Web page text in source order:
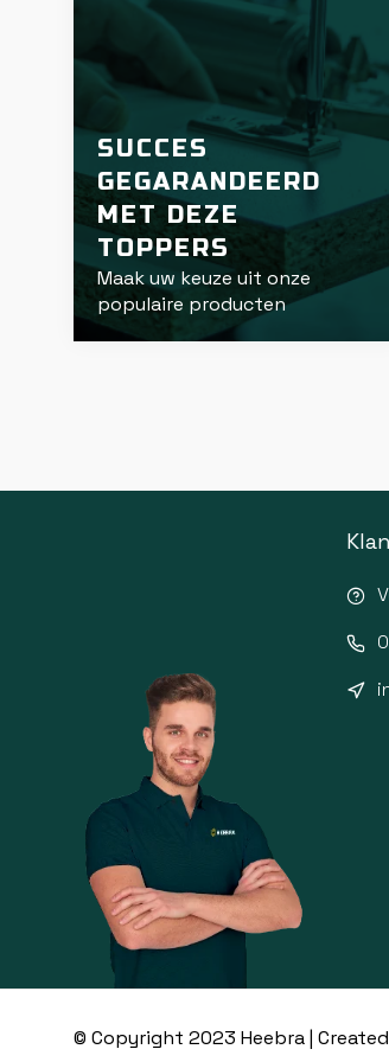
SUCCES
GEGARANDEERD
MET DEZE
TOPPERS
Maak uw keuze uit onze
populaire producten
© Copyright 2023 Heebra |